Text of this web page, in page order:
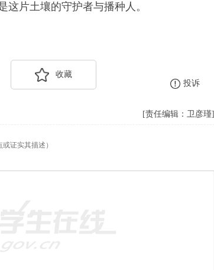
这片土壤的守护者与播种人。
收藏
投诉
[责任编辑：卫彦瑾]
证实其描述）